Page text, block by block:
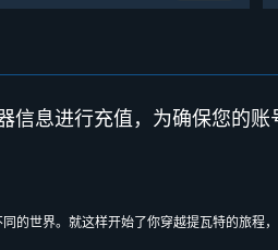
信息进行充值，为确保您的
的世界。就这样开始了你穿越提瓦特的旅